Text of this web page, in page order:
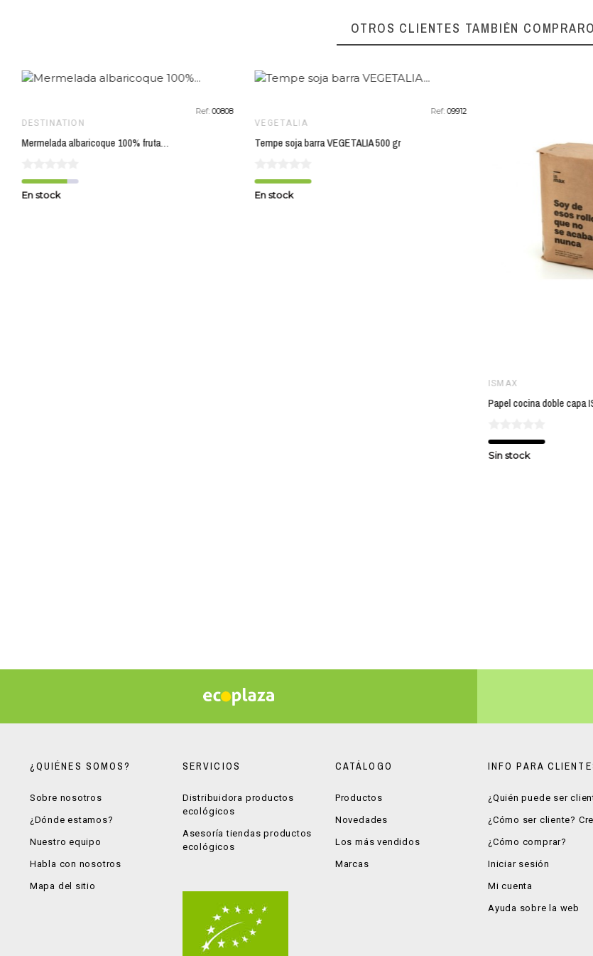
OTROS CLIENTES TAMBIÉN
Ref:00808
DESTINATION
Mermelada albaricoque 100% fruta DESTINATION 300 gr BIO
En stock
Ref:09912
VEGETALIA
Tempe soja barra VEGETALIA 500 gr
En stock
ISMAX
Sin stock
¿QUIÉNES SOMOS?
Sobre nosotros
¿Dónde estamos?
Nuestro equipo
Habla con nosotros
Mapa del sitio
SERVICIOS
Distribuidora productos
ecológicos
Asesoría tiendas productos
ecológicos
CATÁLOGO
Productos
Novedades
Los más vendidos
Marcas
INFO PARA
¿Quién puede ser
¿Cómo ser cliente?
¿Cómo comprar?
Iniciar sesión
Mi cuenta
Ayuda sobre la web